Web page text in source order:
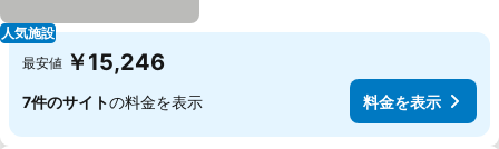
人気施設
最安値 ￥15,246
7件のサイトの料金を表示 料金を表示